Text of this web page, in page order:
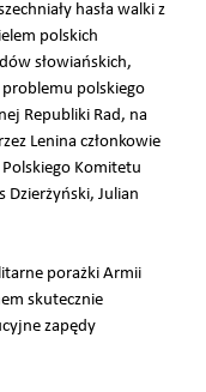
hasła walki z
polskich
słowiańskich,
problemu polskiego
Republiki Rad, na
Lenina członkowie
Komitetu
Dzierżyński, Julian
porażki Armii
skutecznie
zapędy